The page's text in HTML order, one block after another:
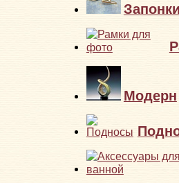
Модерн